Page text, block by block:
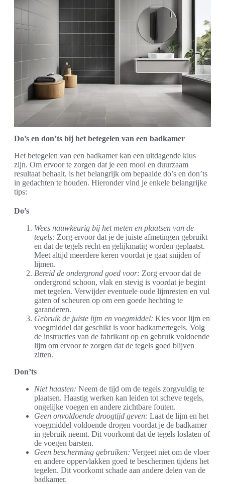
Do’s en don’ts bij het betegelen van een badkamer
Het betegelen van een badkamer kan een uitdagende klus
zijn. Om ervoor te zorgen dat je een mooi en duurzaam
resultaat behaalt, is het belangrijk om bepaalde do’s en don’ts
in gedachten te houden. Hieronder vind je enkele belangrijke
tips:
Do’s
Wees nauwkeurig bij het meten en plaatsen van de
tegels: Zorg ervoor dat je de juiste afmetingen gebruikt
en dat de tegels recht en gelijkmatig worden geplaatst.
Meet altijd meerdere keren voordat je gaat snijden of
lijmen.
Bereid de ondergrond goed voor: Zorg ervoor dat de
ondergrond schoon, vlak en stevig is voordat je begint
met tegelen. Verwijder eventuele oude lijmresten en vul
gaten of scheuren op om een goede hechting te
garanderen.
Gebruik de juiste lijm en voegmiddel: Kies voor lijm en
voegmiddel dat geschikt is voor badkamertegels. Volg
de instructies van de fabrikant op en gebruik voldoende
lijm om ervoor te zorgen dat de tegels goed blijven
zitten.
Don’ts
Niet haasten: Neem de tijd om de tegels zorgvuldig te
plaatsen. Haastig werken kan leiden tot scheve tegels,
ongelijke voegen en andere zichtbare fouten.
Geen onvoldoende droogtijd geven: Laat de lijm en het
voegmiddel voldoende drogen voordat je de badkamer
in gebruik neemt. Dit voorkomt dat de tegels loslaten of
de voegen barsten.
Geen bescherming gebruiken: Vergeet niet om de vloer
en andere oppervlakken goed te beschermen tijdens het
tegelen. Dit voorkomt schade aan andere delen van de
badkamer.